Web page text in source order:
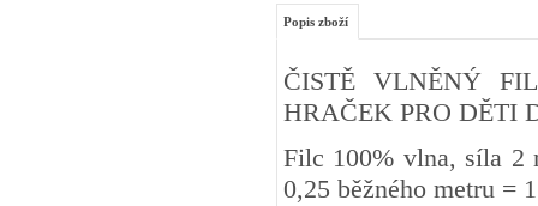
Popis zboží
ČISTĚ VLNĚNÝ
HRAČEK PRO DĚTI
Filc 100% vlna, síla 2
0,25 běžného metru